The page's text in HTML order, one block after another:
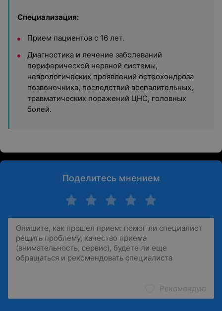
Специализация:
Прием пациентов с 16 лет.
Диагностика и лечение заболеваний
периферической нервной системы,
неврологических проявлений остеохондроза
позвоночника, последствий воспалительных,
травматических поражений ЦНС, головных
болей.
Поделитесь мнением
Рекомендую